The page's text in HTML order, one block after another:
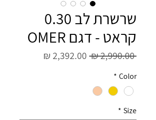
שרשרת לב 0.30
קראט - דגם OMER
‏2,990.00 ‏₪
מחיר
Color
*
Size
*